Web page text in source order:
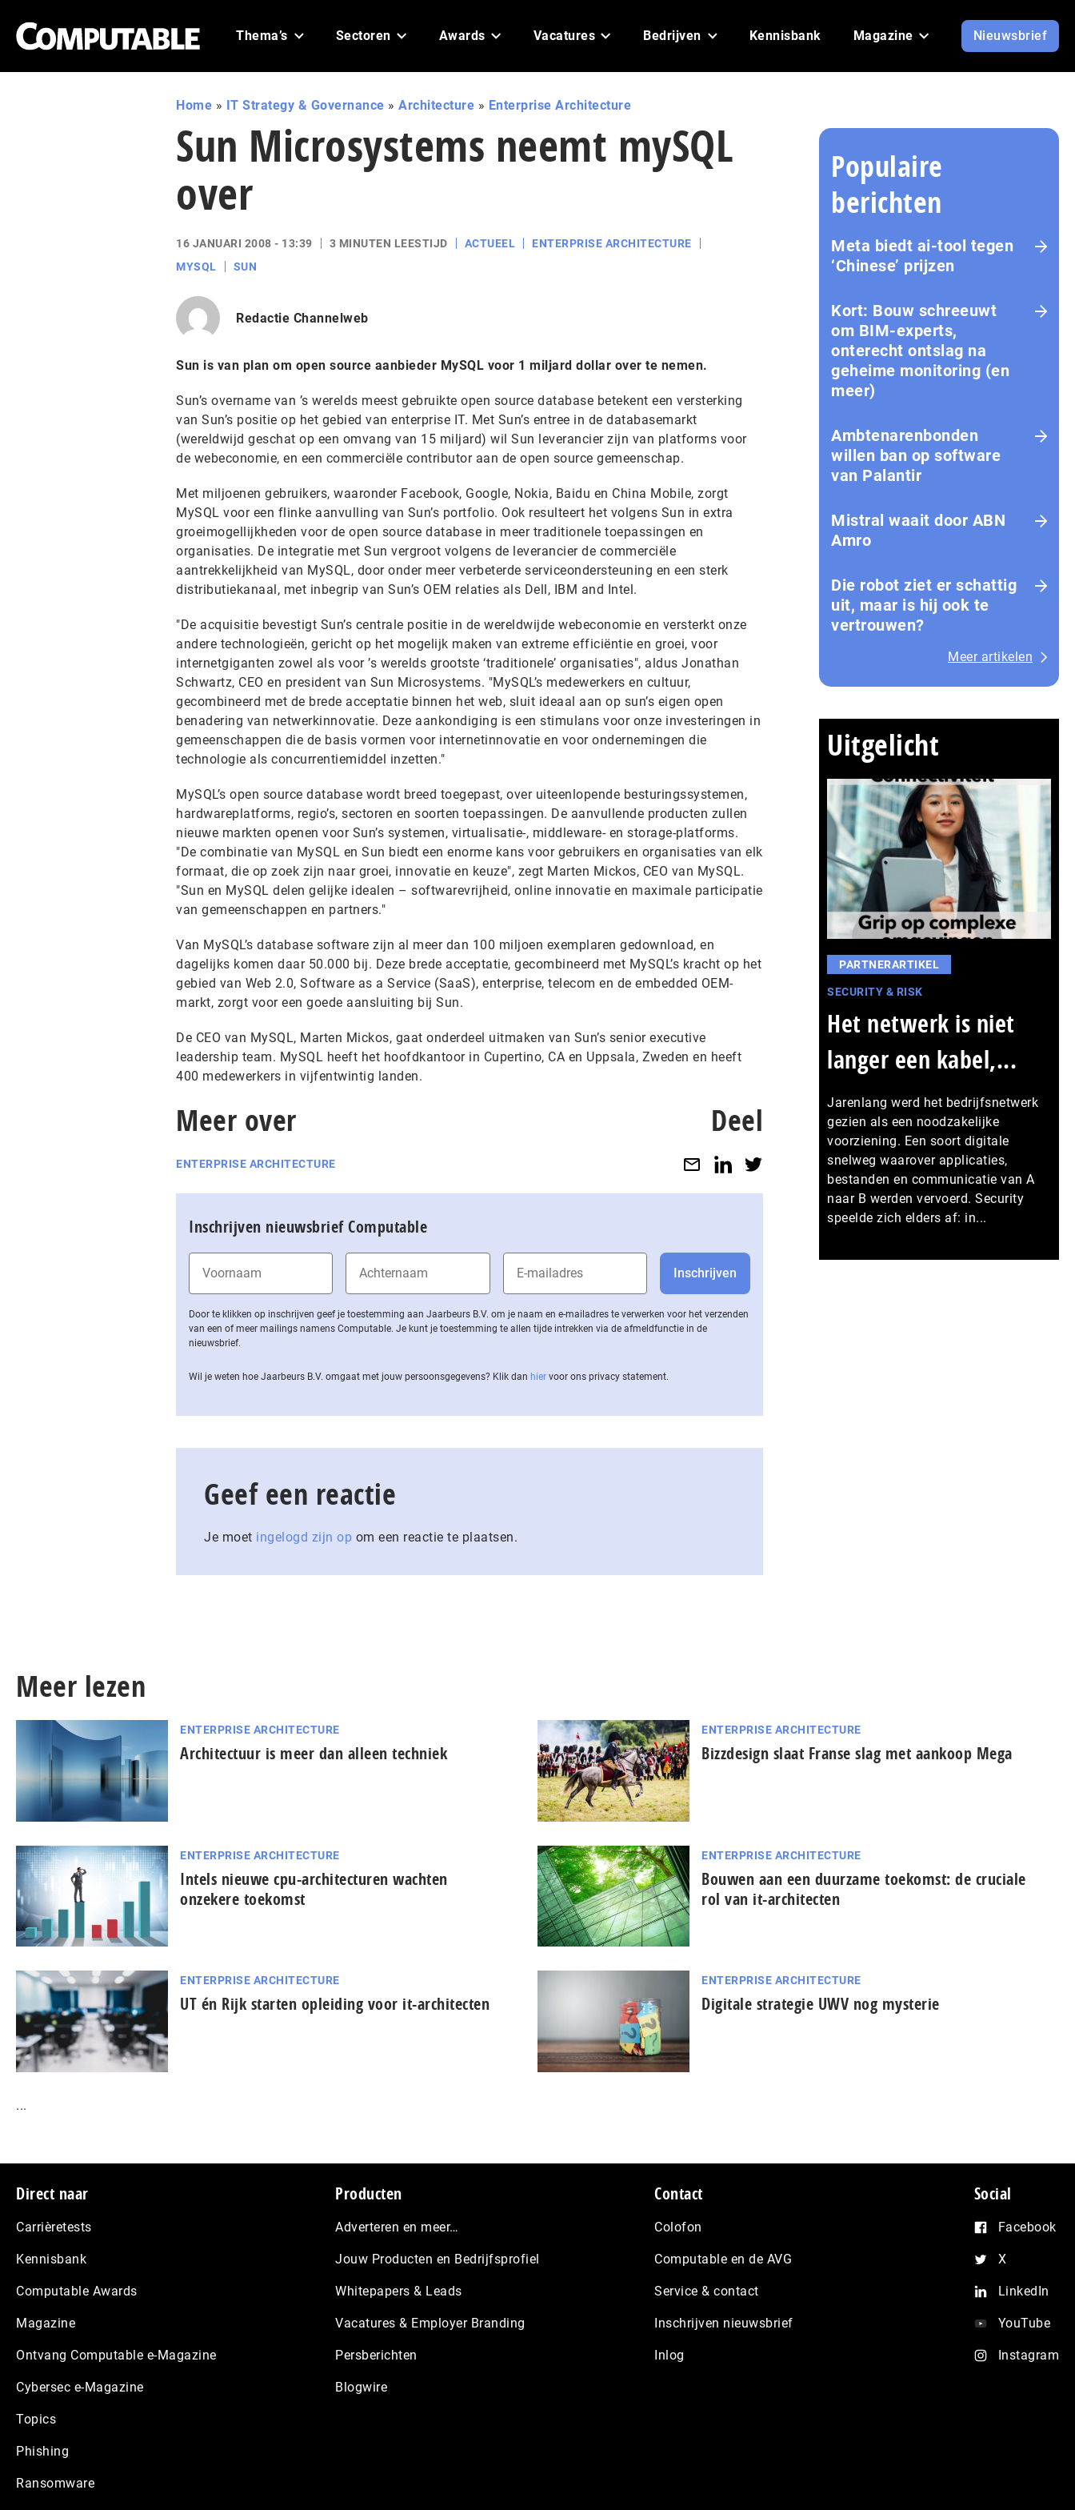
Thema’s Sectoren Awards Vacatures Bedrijven Kennisbank Magazine Nieuwsbrief
Home » IT Strategy & Governance » Architecture » Enterprise Architecture
Sun Microsystems neemt mySQL
over
16 JANUARI 2008 - 13:39 3 MINUTEN LEESTIJD ACTUEEL
ENTERPRISE ARCHITECTURE
MYSQL
SUN
Redactie Channelweb
Sun is van plan om open source aanbieder MySQL voor 1 miljard dollar over te nemen.
Sun’s overname van ’s werelds meest gebruikte open source database betekent een versterking
van Sun’s positie op het gebied van enterprise IT. Met Sun’s entree in de databasemarkt
(wereldwijd geschat op een omvang van 15 miljard) wil Sun leverancier zijn van platforms voor
de webeconomie, en een commerciële contributor aan de open source gemeenschap.
Met miljoenen gebruikers, waaronder Facebook, Google, Nokia, Baidu en China Mobile, zorgt
MySQL voor een flinke aanvulling van Sun’s portfolio. Ook resulteert het volgens Sun in extra
groeimogellijkheden voor de open source database in meer traditionele toepassingen en
organisaties. De integratie met Sun vergroot volgens de leverancier de commerciële
aantrekkelijkheid van MySQL, door onder meer verbeterde serviceondersteuning en een sterk
distributiekanaal, met inbegrip van Sun’s OEM relaties als Dell, IBM and Intel.
"De acquisitie bevestigt Sun’s centrale positie in de wereldwijde webeconomie en versterkt onze
andere technologieën, gericht op het mogelijk maken van extreme efficiëntie en groei, voor
internetgiganten zowel als voor ’s werelds grootste ‘traditionele’ organisaties", aldus Jonathan
Schwartz, CEO en president van Sun Microsystems. "MySQL’s medewerkers en cultuur,
gecombineerd met de brede acceptatie binnen het web, sluit ideaal aan op sun’s eigen open
benadering van netwerkinnovatie. Deze aankondiging is een stimulans voor onze investeringen in
gemeenschappen die de basis vormen voor internetinnovatie en voor ondernemingen die
technologie als concurrentiemiddel inzetten."
MySQL’s open source database wordt breed toegepast, over uiteenlopende besturingssystemen,
hardwareplatforms, regio’s, sectoren en soorten toepassingen. De aanvullende producten zullen
nieuwe markten openen voor Sun’s systemen, virtualisatie-, middleware- en storage-platforms.
"De combinatie van MySQL en Sun biedt een enorme kans voor gebruikers en organisaties van elk
formaat, die op zoek zijn naar groei, innovatie en keuze", zegt Marten Mickos, CEO van MySQL.
"Sun en MySQL delen gelijke idealen – softwarevrijheid, online innovatie en maximale participatie
van gemeenschappen en partners."
Van MySQL’s database software zijn al meer dan 100 miljoen exemplaren gedownload, en
dagelijks komen daar 50.000 bij. Deze brede acceptatie, gecombineerd met MySQL’s kracht op het
gebied van Web 2.0, Software as a Service (SaaS), enterprise, telecom en de embedded OEM-
markt, zorgt voor een goede aansluiting bij Sun.
De CEO van MySQL, Marten Mickos, gaat onderdeel uitmaken van Sun’s senior executive
leadership team. MySQL heeft het hoofdkantoor in Cupertino, CA en Uppsala, Zweden en heeft
400 medewerkers in vijfentwintig landen.
Meer over
ENTERPRISE ARCHITECTURE
Deel
Inschrijven nieuwsbrief Computable
Door te klikken op inschrijven geef je toestemming aan Jaarbeurs B.V. om je naam en e-mailadres te verwerken voor het verzenden
van een of meer mailings namens Computable. Je kunt je toestemming te allen tijde intrekken via de af­meld­func­tie in de
nieuwsbrief.
Wil je weten hoe Jaarbeurs B.V. omgaat met jouw per­soons­ge­ge­vens? Klik dan hier voor ons privacy statement.
Geef een reactie
Je moet ingelogd zijn op om een reactie te plaatsen.
Populaire
berichten
Meta biedt ai-tool tegen
‘Chinese’ prijzen
Kort: Bouw schreeuwt
om BIM-experts,
onterecht ontslag na
geheime monitoring (en
meer)
Ambtenarenbonden
willen ban op software
van Palantir
Mistral waait door ABN
Amro
Die robot ziet er schattig
uit, maar is hij ook te
vertrouwen?
Meer artikelen
Uitgelicht
PARTNERARTIKEL
SECURITY & RISK
Het netwerk is niet
langer een kabel,...
Jarenlang werd het bedrijfsnetwerk
gezien als een noodzakelijke
voorziening. Een soort digitale
snelweg waarover applicaties,
bestanden en communicatie van A
naar B werden vervoerd. Security
speelde zich elders af: in...
Meer lezen
ENTERPRISE ARCHITECTURE
Architectuur is meer dan alleen techniek
ENTERPRISE ARCHITECTURE
Bizzdesign slaat Franse slag met aankoop Mega
ENTERPRISE ARCHITECTURE
Intels nieuwe cpu-architecturen wachten
onzekere toekomst
ENTERPRISE ARCHITECTURE
Bouwen aan een duurzame toekomst: de cruciale
rol van it-architecten
ENTERPRISE ARCHITECTURE
UT én Rijk starten opleiding voor it-architecten
ENTERPRISE ARCHITECTURE
Digitale strategie UWV nog mysterie
...
Footer
Direct naar
Carrièretests
Kennisbank
Computable Awards
Magazine
Ontvang Computable e-Magazine
Cybersec e-Magazine
Topics
Phishing
Ransomware
Producten
Adverteren en meer…
Jouw Producten en Bedrijfsprofiel
Whitepapers & Leads
Vacatures & Employer Branding
Persberichten
Blogwire
Contact
Colofon
Computable en de AVG
Service & contact
Inschrijven nieuwsbrief
Inlog
Social
Facebook
X
LinkedIn
YouTube
Instagram